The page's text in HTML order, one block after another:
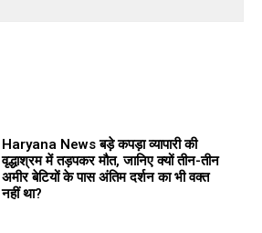
Haryana News बड़े कपड़ा व्यापारी की
वृद्धाश्रम में तड़पकर मौत, जानिए क्यों तीन-तीन
अमीर बेटियों के पास अंतिम दर्शन का भी वक्त
नहीं था?